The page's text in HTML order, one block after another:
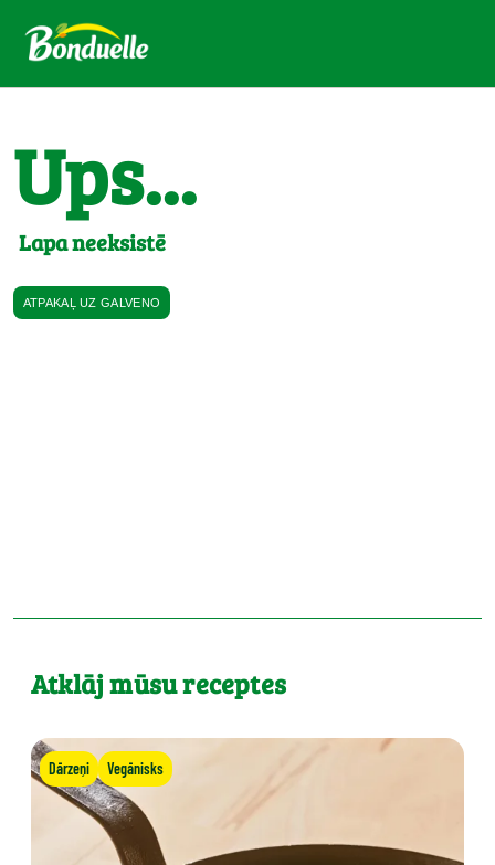
Ups...
Lapa neeksistē
ATPAKAĻ UZ GALVENO
Atklāj mūsu receptes
Dārzeņi Vegānisks